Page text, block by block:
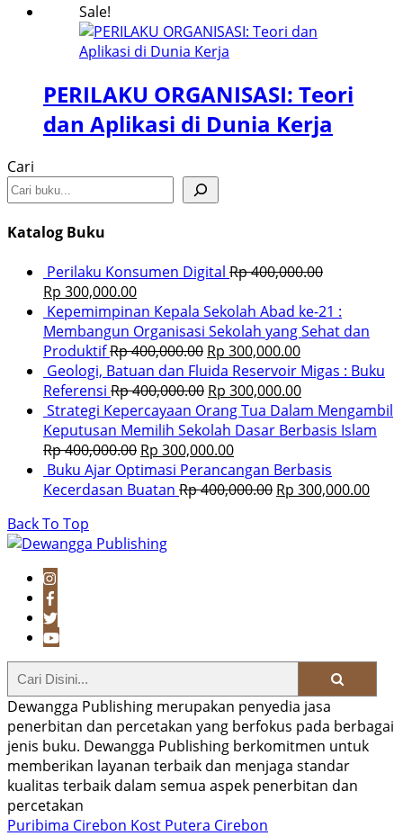
Sale!
PERILAKU ORGANISASI: Teori
dan Aplikasi di Dunia Kerja
Cari
Katalog Buku
Perilaku Konsumen Digital Rp400,000.00
Rp 300,000.00
Kepemimpinan Kepala Sekolah Abad ke-21 :
Membangun Organisasi Sekolah yang Sehat dan
ProduktifRp400,000.00 Rp 300,000.00
Geologi, Batuan dan Fluida Reservoir Migas : Buku
Referensi Rp400,000.00 Rp 300,000.00
Strategi Kepercayaan Orang Tua Dalam Mengambil
Keputusan Memilih Sekolah Dasar Berbasis Islam
Rp400,000.00 Rp 300,000.00
Buku Ajar Optimasi Perancangan Berbasis
Kecerdasan Buatan Rp400,000.00 Rp 300,000.00
Back To Top
Dewangga Publishing merupakan penyedia jasa
penerbitan dan percetakan yang berfokus pada berbagai
jenis buku. Dewangga Publishing berkomitmen untuk
memberikan layanan terbaik dan menjaga standar
kualitas terbaik dalam semua aspek penerbitan dan
percetakan
Puribima Cirebon Kost Putera Cirebon